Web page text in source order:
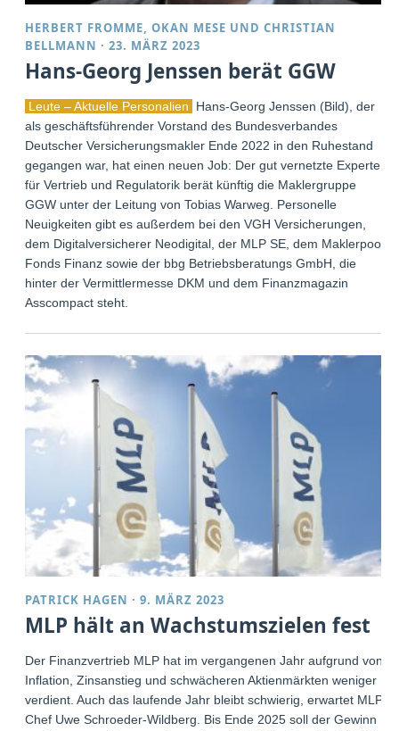
HERBERT FROMME,OKAN MESE UNDCHRISTIAN
BELLMANN ·23. MÄRZ 2023
Hans-Georg Jenssen berät GGW
Leute – Aktuelle Personalien
Hans-Georg Jenssen (Bild), der
als geschäftsführender Vorstand des Bundesverbandes
Deutscher Versicherungsmakler Ende 2022 in den Ruhestand
gegangen war, hat einen neuen Job: Der gut vernetzte Experte
für Vertrieb und Regulatorik berät künftig die Maklergruppe
GGW unter der Leitung von Tobias Warweg. Personelle
Neuigkeiten gibt es außerdem bei den VGH Versicherungen,
dem Digitalversicherer Neodigital, der MLP SE, dem Maklerpool
Fonds Finanz sowie der bbg Betriebsberatungs GmbH, die
hinter der Vermittlermesse DKM und dem Finanzmagazin
Asscompact steht.
PATRICK HAGEN ·9. MÄRZ 2023
MLP hält an Wachstumszielen fest
Der Finanzvertrieb MLP hat im vergangenen Jahr aufgrund von
Inflation, Zinsanstieg und schwächeren Aktienmärkten weniger
verdient. Auch das laufende Jahr bleibt schwierig, erwartet MLP-
Chef Uwe Schroeder-Wildberg. Bis Ende 2025 soll der Gewinn